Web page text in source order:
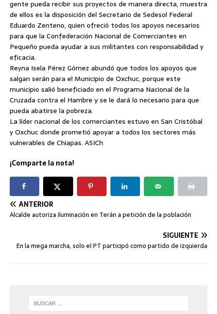
gente pueda recibir sus proyectos de manera directa, muestra
de ellos es la disposición del Secretario de Sedesol Federal
Eduardo Zenteno, quien ofreció todos los apoyos necesarios
para que la Confederación Nacional de Comerciantes en
Pequeño pueda ayudar a sus militantes con responsabilidad y
eficacia.
Reyna Isela Pérez Gómez abundó que todos los apoyos que
salgan serán para el Municipio de Oxchuc, porque este
municipio salió beneficiado en el Programa Nacional de la
Cruzada contra el Hambre y se le dará lo necesario para que
pueda abatirse la pobreza.
La líder nacional de los comerciantes estuvo en San Cristóbal
y Oxchuc donde prometió apoyar a todos los sectores más
vulnerables de Chiapas. ASICh
¡Comparte la nota!
ANTERIOR
Alcalde autoriza iluminación en Terán a petición de la población
SIGUIENTE
En la mega marcha, solo el PT participó como partido de izquierda